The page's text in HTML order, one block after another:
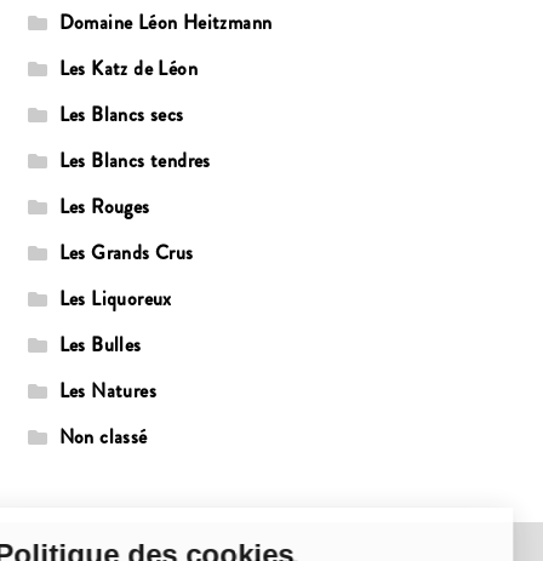
Domaine Léon Heitzmann
Les Katz de Léon
Les Blancs secs
Les Blancs tendres
Les Rouges
Les Grands Crus
Les Liquoreux
Les Bulles
Les Natures
Non classé